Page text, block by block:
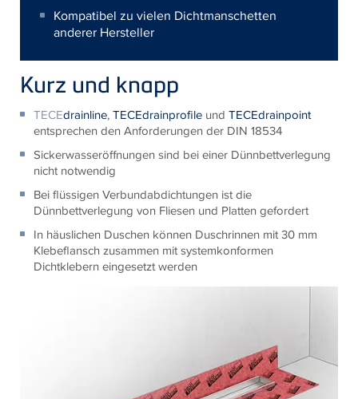
Kompatibel zu vielen Dicht­manschetten
anderer Hersteller
Kurz und knapp
TECEdrainline,TECEdrainprofile und TECEdrainpoint
entsprechen den Anforderungen der DIN 18534
Sickerwasseröffnungen sind bei einer Dünnbettverlegung
nicht notwendig
Bei flüssigen Verbundabdichtungen ist die
Dünnbettverlegung von Fliesen und Platten gefordert
In häuslichen Duschen können Duschrinnen mit 30 mm
Klebeflansch zusammen mit systemkonformen
Dichtklebern eingesetzt werden